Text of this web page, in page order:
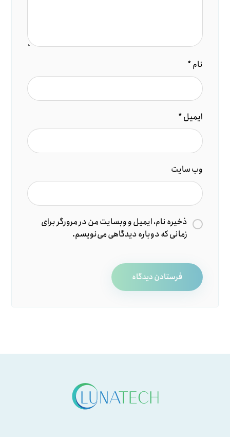
نام*
ایمیل*
وب‌ سایت
ذخیره نام، ایمیل و وبسایت من در مرورگر برای
زمانی که دوباره دیدگاهی می‌نویسم.
فرستادن دیدگاه